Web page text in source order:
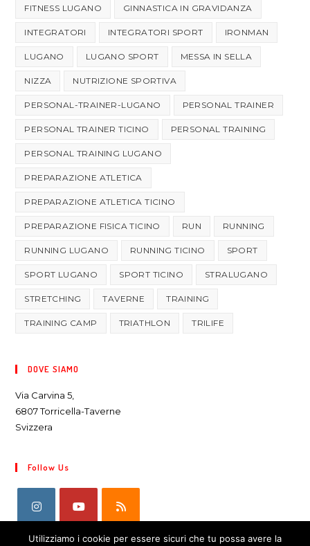
FITNESS LUGANO GINNASTICA IN GRAVIDANZA
INTEGRATORI INTEGRATORI SPORT IRONMAN
LUGANO LUGANO SPORT MESSA IN SELLA
NIZZA NUTRIZIONE SPORTIVA
PERSONAL-TRAINER-LUGANO PERSONAL TRAINER
PERSONAL TRAINER TICINO PERSONAL TRAINING
PERSONAL TRAINING LUGANO
PREPARAZIONE ATLETICA
PREPARAZIONE ATLETICA TICINO
PREPARAZIONE FISICA TICINO RUN RUNNING
RUNNING LUGANO RUNNING TICINO SPORT
SPORT LUGANO SPORT TICINO STRALUGANO
STRETCHING TAVERNE TRAINING
TRAINING CAMP TRIATHLON TRILIFE
DOVE SIAMO
Via Carvina 5,
6807 Torricella-Taverne
Svizzera
Follow Us
Utilizziamo i cookie per essere sicuri che tu possa avere la